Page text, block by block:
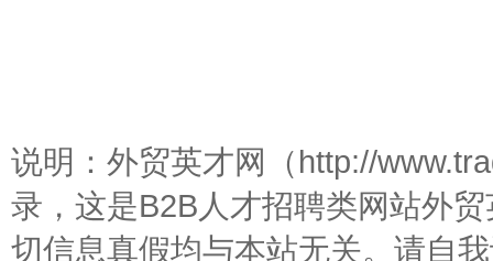
说明：外贸英才网（http://
录，这是B2B人才招聘类网站外
切信息真假均与本站无关。请自